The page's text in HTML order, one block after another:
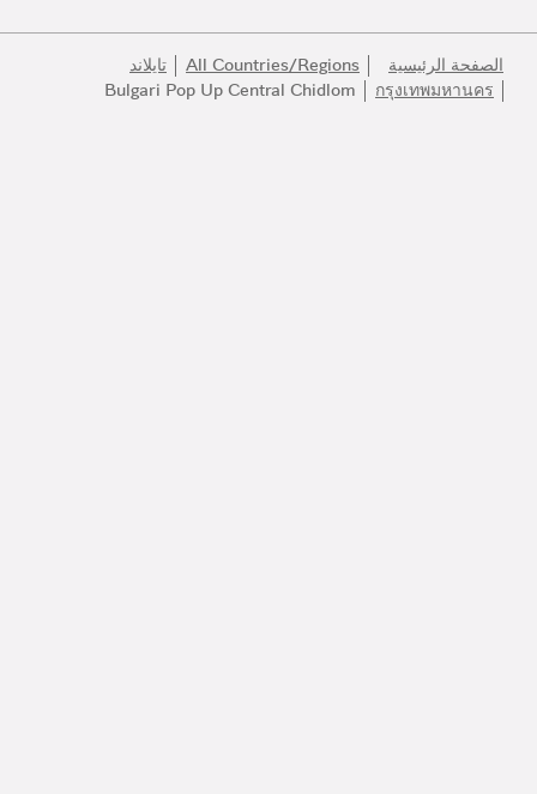
الصفحة الرئيسية All Countries/Regions
تايلاند
กรุงเทพมหานคร
Bulgari Pop Up Central Chidlom